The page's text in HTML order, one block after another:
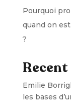
Pourquoi
quand on
?
Emilie
les bases